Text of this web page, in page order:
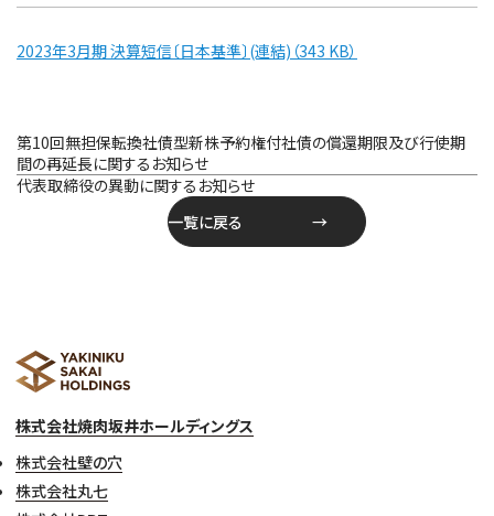
2023年3月期 決算短信〔日本基準〕(連結)（343 KB）
投
稿
ナ
第10回無担保転換社債型新株予約権付社債の償還期限及び行使期
間の再延長に関するお知らせ
代表取締役の異動に関するお知らせ
一覧に戻る
株式会社焼肉坂井ホールディングス
株式会社壁の穴
株式会社丸七